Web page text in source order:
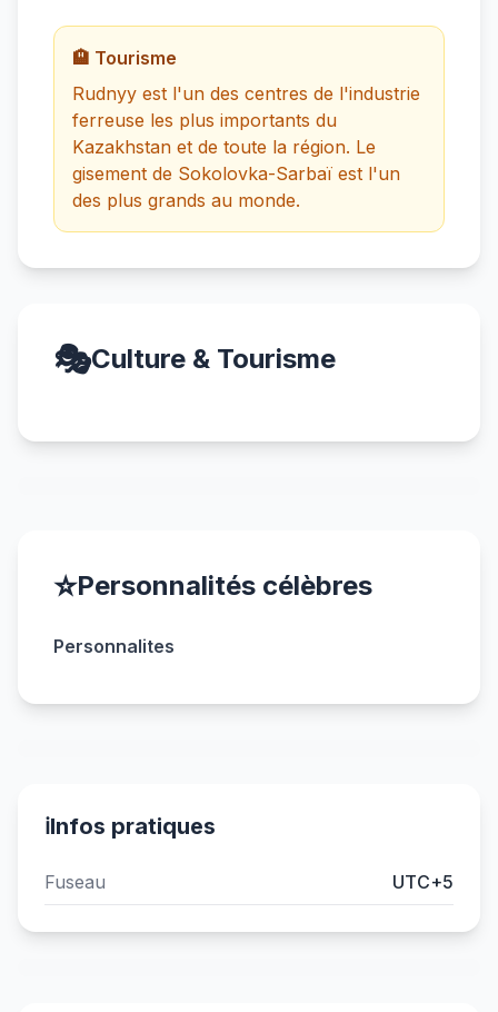
🏨 Tourisme
Rudnyy est l'un des centres de l'industrie
ferreuse les plus importants du
Kazakhstan et de toute la région. Le
gisement de Sokolovka-Sarbaï est l'un
des plus grands au monde.
🎭Culture & Tourisme
⭐Personnalités célèbres
Personnalites
ℹ️Infos pratiques
Fuseau UTC+5